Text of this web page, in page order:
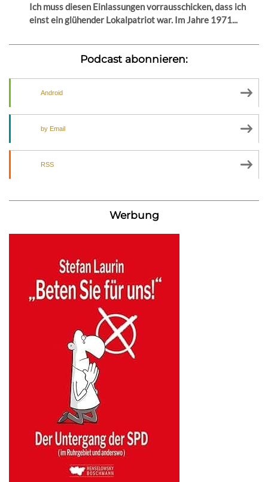
Ich muss diesen Einlassungen vorrausschicken, dass ich
einst ein glühender Lokalpatriot war. Im Jahre 1971...
Podcast abonnieren:
Android
by Email
RSS
Werbung